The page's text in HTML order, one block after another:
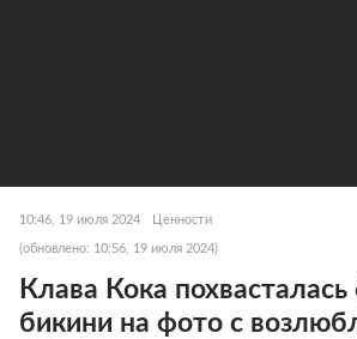
10:46, 19 июля 2024 Ценности
(обновлено: 10:56, 19 июля 2024)
Клава Кока
бикини на фото с